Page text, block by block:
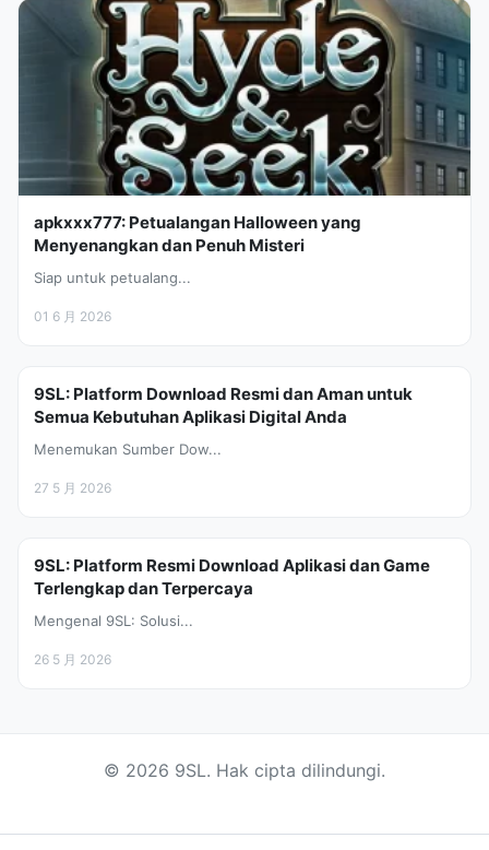
apkxxx777: Petualangan Halloween yang
Menyenangkan dan Penuh Misteri
Siap untuk petualang...
01 6 月 2026
9SL: Platform Download Resmi dan Aman untuk
Semua Kebutuhan Aplikasi Digital Anda
Menemukan Sumber Dow...
27 5 月 2026
9SL: Platform Resmi Download Aplikasi dan Game
Terlengkap dan Terpercaya
Mengenal 9SL: Solusi...
26 5 月 2026
© 2026 9SL. Hak cipta dilindungi.